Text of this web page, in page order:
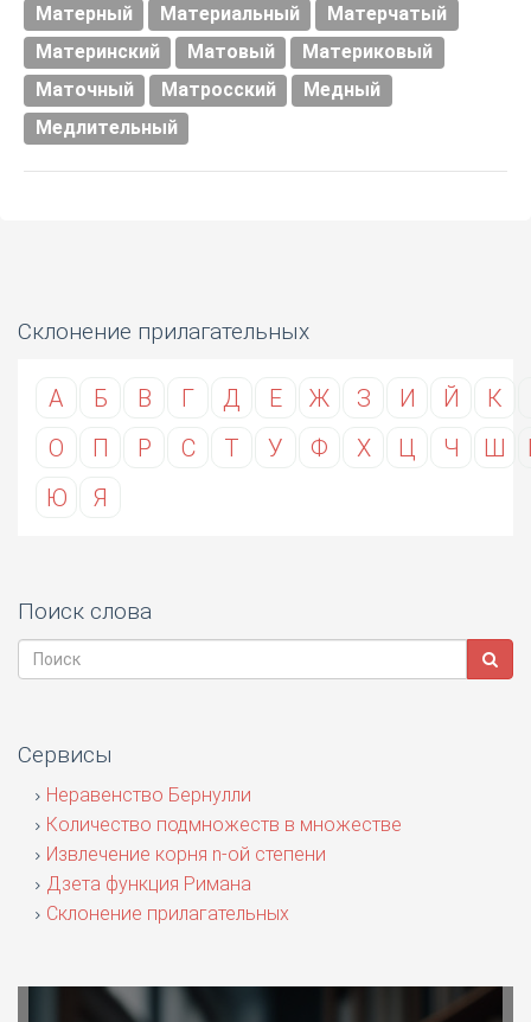
Матерный Материальный
Матерчатый
Материнский
Матовый
Материковый
Маточный
Матросский
Медный
Медлительный
Склонение прилагательных
А Б В Г Д Е Ж З И Й К
О
П Р С Т У Ф Х Ц Ч Ш
Ю
Я
Поиск слова
Сервисы
Неравенство Бернулли
Количество подмножеств в множестве
Извлечение корня n-ой степени
Дзета функция Римана
Склонение прилагательных